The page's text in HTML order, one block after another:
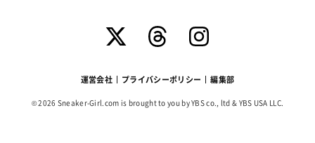
運営会社 プライバシーポリシー 編集部
© 2026 Sneaker-Girl.com is brought to you by YBS co., ltd & YBS USA LLC.